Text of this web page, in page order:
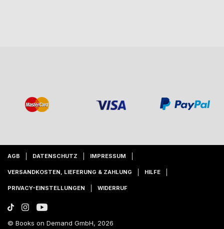
AGB DATENSCHUTZ IMPRESSUM
VERSANDKOSTEN, LIEFERUNG & ZAHLUNG HILFE
PRIVACY-EINSTELLUNGEN WIDERRUF
© Books on Demand GmbH, 2026